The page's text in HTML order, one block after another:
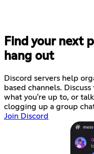
Find your next
hang out
Discord servers help
based channels.
what you're up to, or
clogging up a group
Join Discord